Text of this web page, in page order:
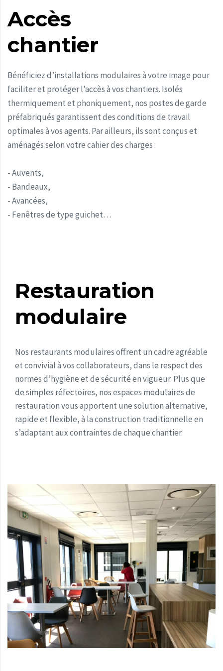
Accès
chantier
Bénéficiez d’installations modulaires à votre image pour
faciliter et protéger l’accès à vos chantiers. Isolés
thermiquement et phoniquement, nos postes de garde
préfabriqués garantissent des conditions de travail
optimales à vos agents. Par ailleurs, ils sont conçus et
aménagés selon votre cahier des charges :
- Auvents,
- Bandeaux,
- Avancées,
- Fenêtres de type guichet…
Restauration
modulaire
Nos restaurants modulaires offrent un cadre agréable
et convivial à vos collaborateurs, dans le respect des
normes d’hygiène et de sécurité en vigueur. Plus que
de simples réfectoires, nos espaces modulaires de
restauration vous apportent une solution alternative,
rapide et flexible, à la construction traditionnelle en
s’adaptant aux contraintes de chaque chantier.